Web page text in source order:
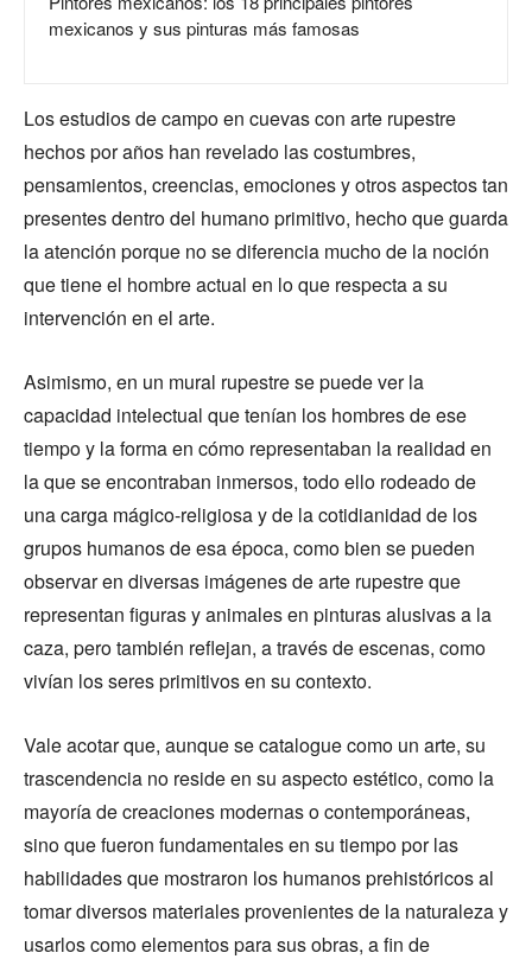
mexicanos y sus pinturas más famosas
Los estudios de campo en cuevas con arte rupestre
hechos por años han revelado las costumbres,
pensamientos, creencias, emociones y otros aspectos tan
presentes dentro del humano primitivo, hecho que guarda
la atención porque no se diferencia mucho de la noción
que tiene el hombre actual en lo que respecta a su
intervención en el arte.
Asimismo, en un mural rupestre se puede ver la
capacidad intelectual que tenían los hombres de ese
tiempo y la forma en cómo representaban la realidad en
la que se encontraban inmersos, todo ello rodeado de
una carga mágico-religiosa y de la cotidianidad de los
grupos humanos de esa época, como bien se pueden
observar en diversas imágenes de arte rupestre que
representan figuras y animales en pinturas alusivas a la
caza, pero también reflejan, a través de escenas, como
vivían los seres primitivos en su contexto.
Vale acotar que, aunque se catalogue como un arte, su
trascendencia no reside en su aspecto estético, como la
mayoría de creaciones modernas o contemporáneas,
sino que fueron fundamentales en su tiempo por las
habilidades que mostraron los humanos prehistóricos al
tomar diversos materiales provenientes de la naturaleza y
usarlos como elementos para sus obras, a fin de